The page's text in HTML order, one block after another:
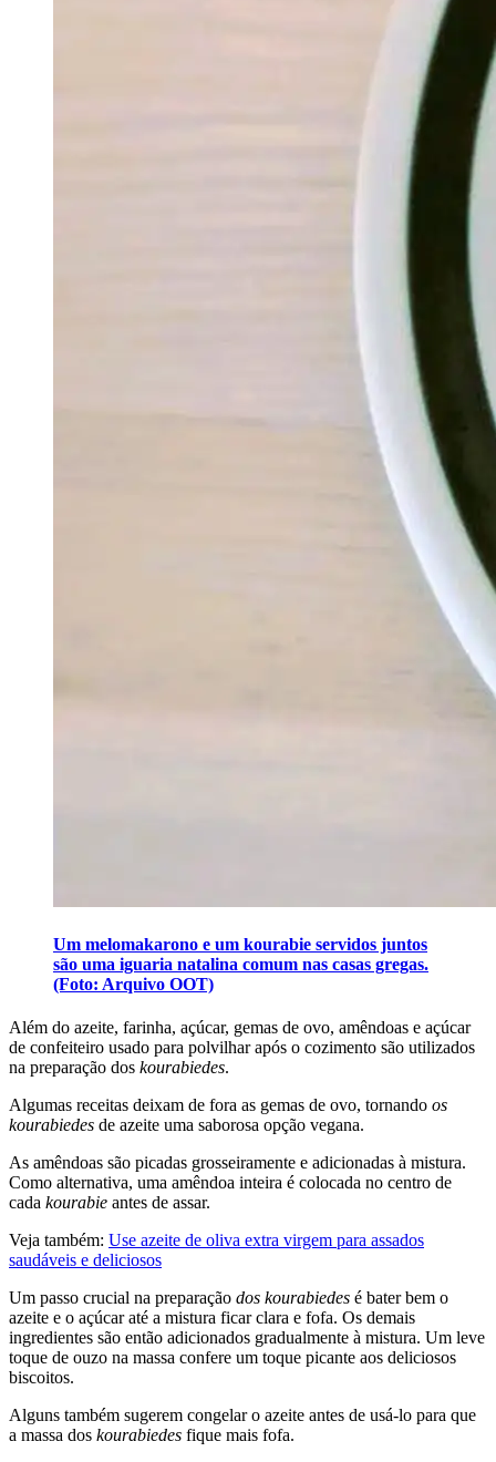
Um melomakarono e um kourabie servidos juntos
são uma iguaria natalina comum nas casas gregas.
(Foto: Arquivo OOT)
Além do azeite, farinha, açúcar, gemas de ovo, amêndoas e açúcar
de confeiteiro usado para polvilhar após o cozimento são utilizados
na preparação dos kourabiedes.
Algumas receitas deixam de fora as gemas de ovo, tornando os
kourabiedes de azeite uma saborosa opção vegana.
As amêndoas são picadas grosseiramente e adicionadas à mistura.
Como alternativa, uma amêndoa inteira é colocada no centro de
cada kourabie antes de assar.
Veja também: Use azeite de oliva extra virgem para assados
saudáveis e deliciosos
Um passo crucial na preparação dos koura­biedes é bater bem o
azeite e o açúcar até a mistura ficar clara e fofa. Os demais
ingredientes são então adicionados gradualmente à mistura. Um leve
toque de ouzo na massa confere um toque picante aos deliciosos
biscoitos.
Alguns também sugere­m congelar o azeite antes de usá-lo para que
a massa dos koura­biedes fique mais fofa.